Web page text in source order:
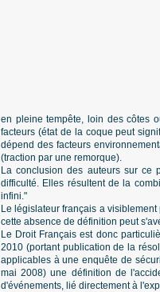
en pleine tempête, loin des côtes
facteurs (état de la coque peut
dépend des facteurs
(traction par une remorque).
La conclusion des auteurs sur ce
difficulté. Elles résultent de la
infini."
Le législateur français a
cette absence de définition peut
Le Droit Français est donc
2010 (portant publication de la
applicables à une enquête de
mai 2008) une définition de
d'événements, lié directement à